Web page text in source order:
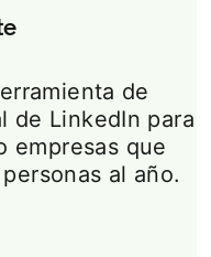
de
de LinkedIn para
empresas que
al año.